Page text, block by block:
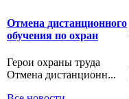
Отмена дистанционного
обучения по охран
Герои охраны труда
Отмена дистанционн...